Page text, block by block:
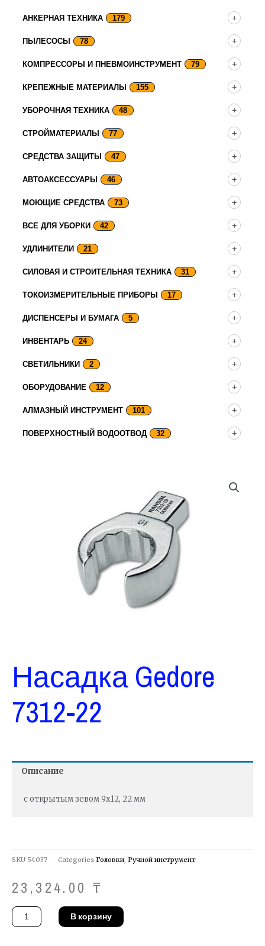
АНКЕРНАЯ ТЕХНИКА 179
ПЫЛЕСОСЫ 78
КОМПРЕССОРЫ И ПНЕВМОИНСТРУМЕНТ 79
КРЕПЕЖНЫЕ МАТЕРИАЛЫ 155
УБОРОЧНАЯ ТЕХНИКА 48
СТРОЙМАТЕРИАЛЫ 77
СРЕДСТВА ЗАЩИТЫ 47
АВТОАКСЕССУАРЫ 46
МОЮЩИЕ СРЕДСТВА 73
ВСЕ ДЛЯ УБОРКИ 42
УДЛИНИТЕЛИ 21
СИЛОВАЯ И СТРОИТЕЛЬНАЯ ТЕХНИКА 31
ТОКОИЗМЕРИТЕЛЬНЫЕ ПРИБОРЫ 17
ДИСПЕНСЕРЫ И БУМАГА 5
ИНВЕНТАРЬ 24
СВЕТИЛЬНИКИ 2
ОБОРУДОВАНИЕ 12
АЛМАЗНЫЙ ИНСТРУМЕНТ 101
ПОВЕРХНОСТНЫЙ ВОДООТВОД 32
Насадка Gedore
7312-22
Описание
с открытым зевом 9х12, 22 мм
SKU 54037 Categories Головки, Ручной инструмент
23,324.00 ₸
Количество
товара
Насадка
В корзину